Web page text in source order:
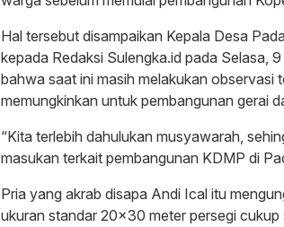
Hal tersebut disampaikan Kepala Desa
kepada Redaksi Sulengka.id pada Selasa,
bahwa saat ini masih melakukan observasi
memungkinkan untuk pembangunan gerai
“Kita terlebih dahulukan musyawarah,
masukan terkait pembangunan KDMP di
Pria yang akrab disapa Andi Ical itu
ukuran standar 20×30 meter persegi cukup